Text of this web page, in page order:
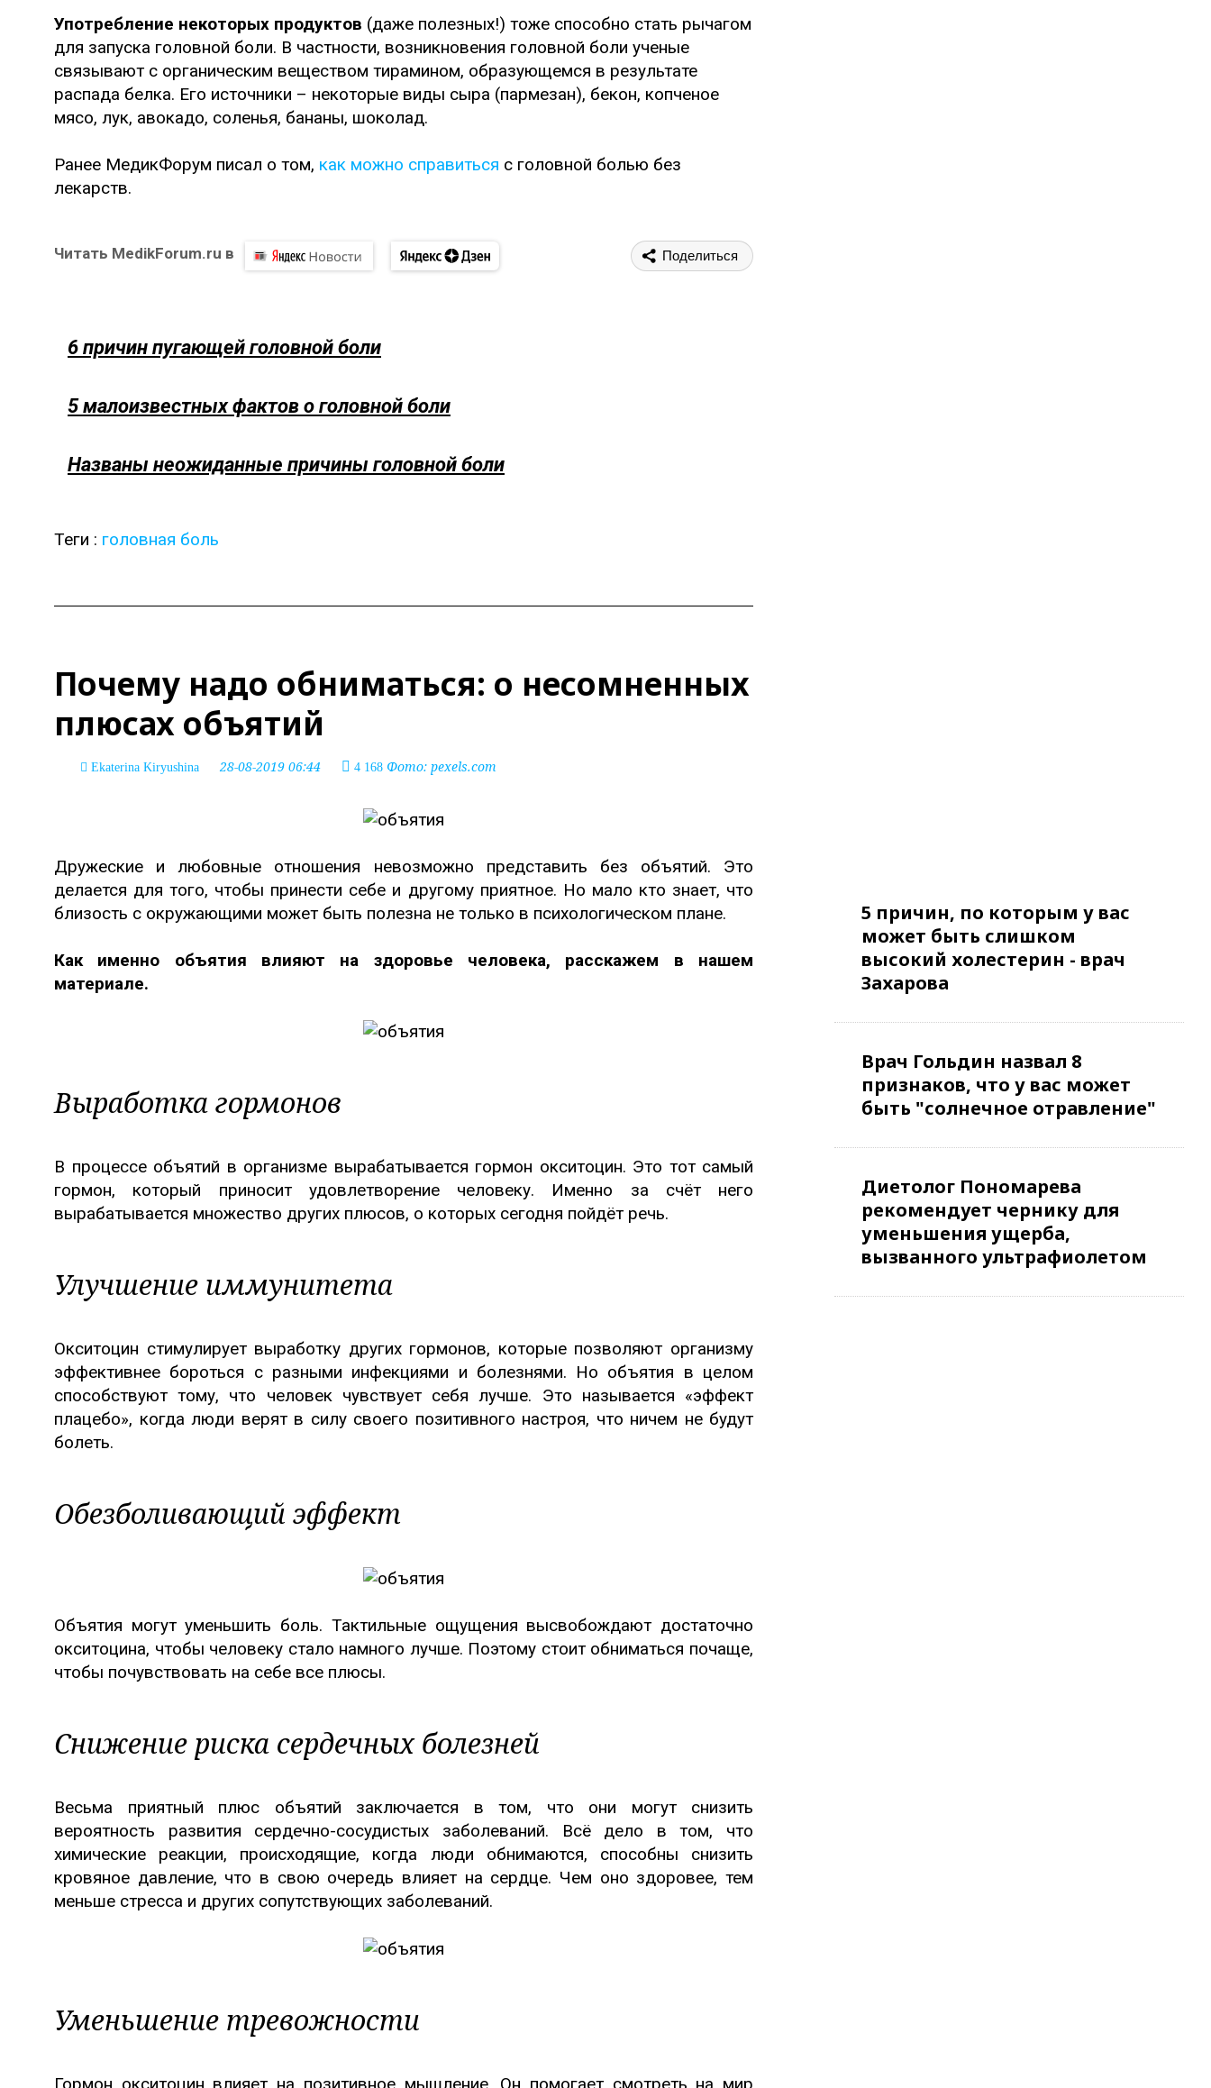
Употребление некоторых продуктов (даже полезных!) тоже способно стать рычагом
для запуска головной боли. В частности, возникновения головной боли ученые
связывают с органическим веществом тирамином, образующемся в результате
распада белка. Его источники – некоторые виды сыра (пармезан), бекон, копченое
мясо, лук, авокадо, соленья, бананы, шоколад.
Ранее МедикФорум писал о том, как можно справиться с головной болью без
лекарств.
Читать MedikForum.ru в Поделиться
6 причин пугающей головной боли
5 малоизвестных фактов о головной боли
Названы неожиданные причины головной боли
Теги : головная боль
Почему надо обниматься: о несомненных
плюсах объятий
Ekaterina Kiryushina 28-08-2019 06:44 4 168 Фото: pexels.com
Дружеские и любовные отношения невозможно представить без объятий. Это
делается для того, чтобы принести себе и другому приятное. Но мало кто знает, что
близость с окружающими может быть полезна не только в психологическом плане.
Как именно объятия влияют на здоровье человека, расскажем в нашем
материале.
Выработка гормонов
В процессе объятий в организме вырабатывается гормон окситоцин. Это тот самый
гормон, который приносит удовлетворение человеку. Именно за счёт него
вырабатывается множество других плюсов, о которых сегодня пойдёт речь.
Улучшение иммунитета
Окситоцин стимулирует выработку других гормонов, которые позволяют организму
эффективнее бороться с разными инфекциями и болезнями. Но объятия в целом
способствуют тому, что человек чувствует себя лучше. Это называется «эффект
плацебо», когда люди верят в силу своего позитивного настроя, что ничем не будут
болеть.
Обезболивающий эффект
Объятия могут уменьшить боль. Тактильные ощущения высвобождают достаточно
окситоцина, чтобы человеку стало намного лучше. Поэтому стоит обниматься почаще,
чтобы почувствовать на себе все плюсы.
Снижение риска сердечных болезней
Весьма приятный плюс объятий заключается в том, что они могут снизить
вероятность развития сердечно-сосудистых заболеваний. Всё дело в том, что
химические реакции, происходящие, когда люди обнимаются, способны снизить
кровяное давление, что в свою очередь влияет на сердце. Чем оно здоровее, тем
меньше стресса и других сопутствующих заболеваний.
Уменьшение тревожности
5 причин, по которым у вас
может быть слишком
высокий холестерин - врач
Захарова
Врач Гольдин назвал 8
признаков, что у вас может
быть "солнечное отравление"
Диетолог Пономарева
рекомендует чернику для
уменьшения ущерба,
вызванного ультрафиолетом